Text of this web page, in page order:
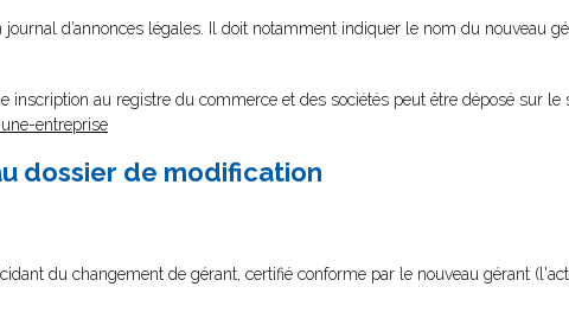
d’annonces légales. Il doit notamment indiquer le nom du nouveau
inscription au registre du commerce et des sociétés peut être déposé sur le
entreprise
dossier de modification
du changement de gérant, certifié conforme par le nouveau gérant